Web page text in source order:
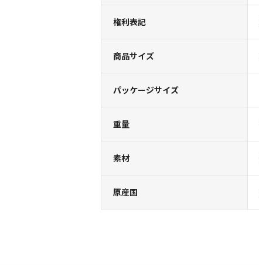
権利表記
商品サイズ
パッケージサイズ
重量
素材
原産国